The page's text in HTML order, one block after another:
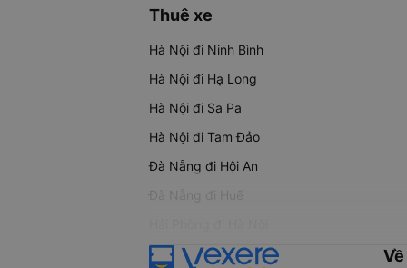
Thuê xe
Hà Nội đi Ninh Bình
Hà Nội đi Hạ Long
Hà Nội đi Sa Pa
Hà Nội đi Tam Đảo
Đà Nẵng đi Hội An
Đà Nẵng đi Huế